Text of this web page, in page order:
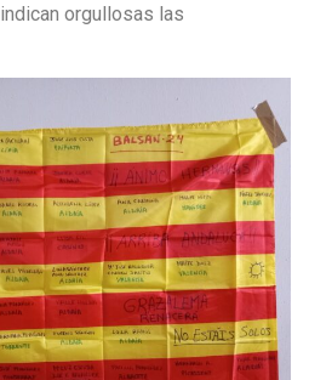
orgullosas las